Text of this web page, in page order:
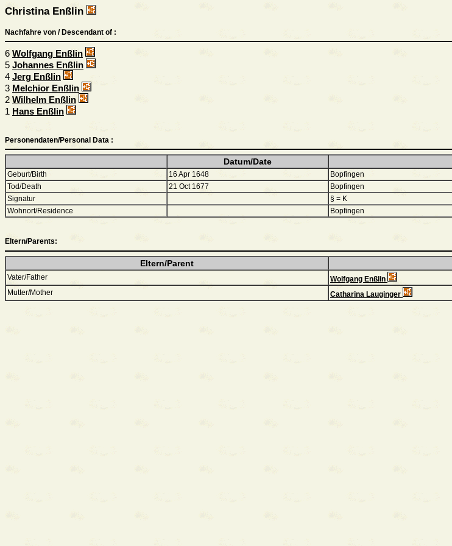
Christina Enßlin
Nachfahre von / Descendant of :
6 Wolfgang Enßlin
5 Johannes Enßlin
4 Jerg Enßlin
3 Melchior Enßlin
2 Wilhelm Enßlin
1 Hans Enßlin
Personendaten/Personal Data :
Datum/Date
Geburt/Birth 16 Apr 1648
Bopfingen
Tod/Death
21 Oct 1677
Bopfingen
Signatur
§ = K
Wohnort/Residence
Bopfingen
Eltern/Parents:
Eltern/Parent
Vater/Father
Wolfgang Enßlin
Mutter/Mother
Catharina Lauginger